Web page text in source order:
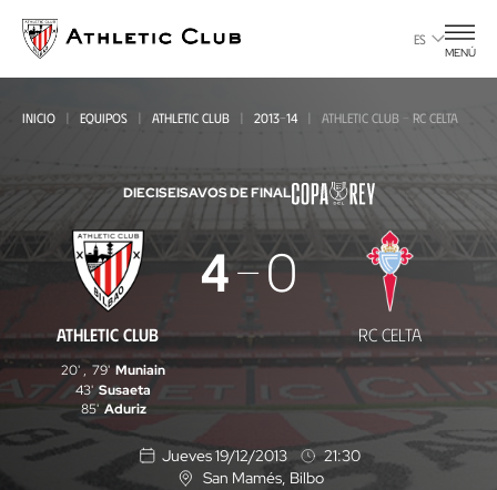
contenido
principal
ES
MENÚ
INICIO EQUIPOS ATHLETIC CLUB 2013-14 ATHLETIC CLUB - RC CELTA
DIECISEISAVOS DE FINAL
Athletic
RC
Celta
ATHLETIC CLUB
4 0
RC CELTA
20', 79' Muniain
43' Susaeta
85' Aduriz
Jueves 19/12/2013
21:30
U
San Mamés , Bilbo